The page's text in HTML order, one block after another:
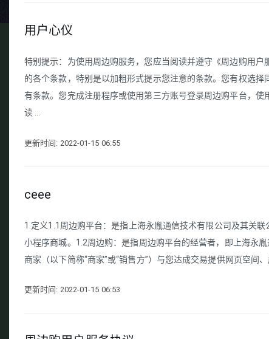
用户心仪
特别提示：为使用周边购服务，您应当阅读并遵守《周边购用
的各个条款，特别是以加粗形式提示您注意的条款。您有权选
有条款。您完成注册程序或使用第三方账号登录周边购平台，
读 ...
更新时间: 2022-01-15 06:55
ceee
1.定义1.1周边购平台：是指上海永胤通信技术有限公司及其关
小程序商城。1.2周边购：是指周边购平台的经营者，即上海永
商家（以下简称“商家”或“销售方”）与您达成交易提供网页空间
更新时间: 2022-01-15 06:53